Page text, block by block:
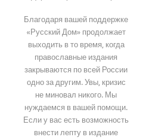
Благодаря вашей поддержке
«Русский Дом» продолжает
выходить в то время, когда
православные издания
закрываются по всей России
одно за другим. Увы, кризис
не миновал никого. Мы
нуждаемся в вашей помощи.
Если у вас есть возможность
внести лепту в издание